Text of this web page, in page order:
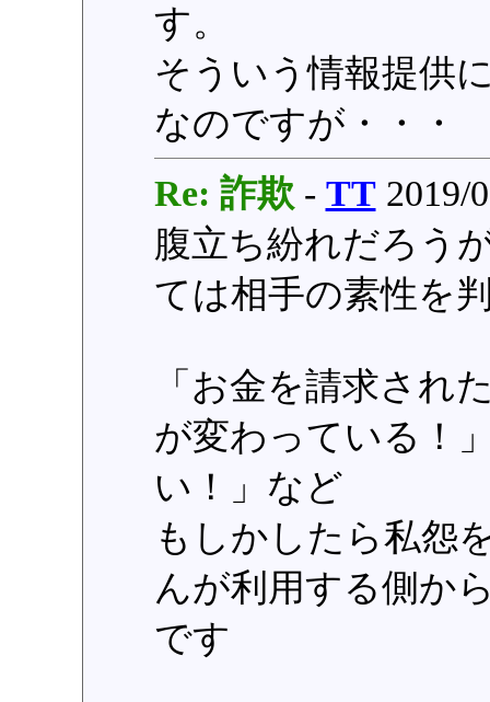
す。
そういう情報提供
なのですが・・・
Re: 詐欺 - TT2019/
腹立ち紛れだろう
ては相手の素性を
「お金を請求され
が変わっている！
い！」など
もしかしたら私怨
んが利用する側か
です